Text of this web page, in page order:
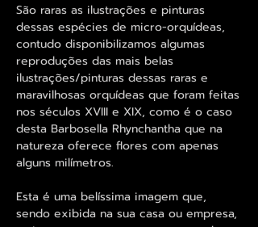
São raras as ilustrações e pinturas
dessas espécies de micro-orquídeas,
contudo disponibilizamos algumas
reproduções das mais belas
ilustrações/pinturas dessas raras e
maravilhosas orquídeas que foram feitas
nos séculos XVIII e XIX, como é o caso
desta Barbosella Rhynchantha que na
natureza oferece flores com apenas
alguns milímetros.
Esta é uma belíssima imagem que,
sendo exibida na sua casa ou empresa,